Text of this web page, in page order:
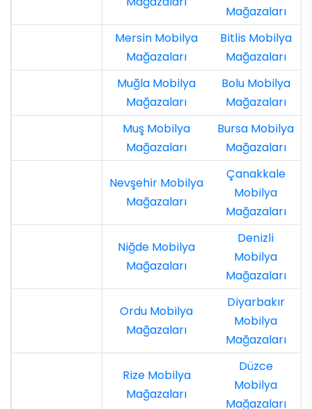
Mağazaları
Bitlis Mobilya
Mağazaları
Mersin Mobilya
Mağazaları
Bolu Mobilya
Mağazaları
Muğla Mobilya
Mağazaları
Bursa Mobilya
Mağazaları
Muş Mobilya
Mağazaları
Çanakkale
Mobilya
Mağazaları
Nevşehir Mobilya
Mağazaları
Denizli
Mobilya
Mağazaları
Niğde Mobilya
Mağazaları
Diyarbakır
Mobilya
Mağazaları
Ordu Mobilya
Mağazaları
Düzce
Mobilya
Mağazaları
Rize Mobilya
Mağazaları